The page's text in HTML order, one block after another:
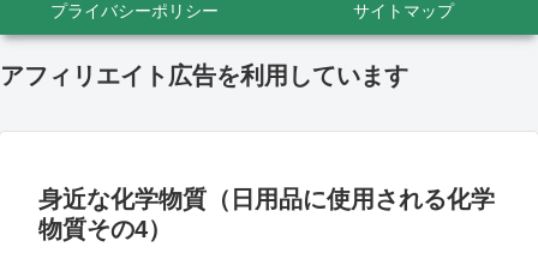
プライバシーポリシー サイトマップ
アフィリエイト広告を利用しています
身近な化学物質（日用品に使用される化学
物質その4）